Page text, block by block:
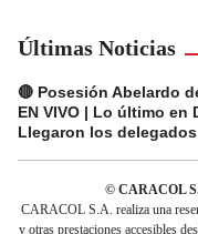
Últimas Noticias
🔴 Posesión Abelardo
EN VIVO | Lo último en
Llegaron los delegados
© CARACOL
CARACOL S.A. realiza una
y otras prestaciones accesibles